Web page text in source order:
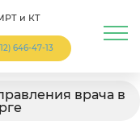
и КТ
646-47-13
врача в